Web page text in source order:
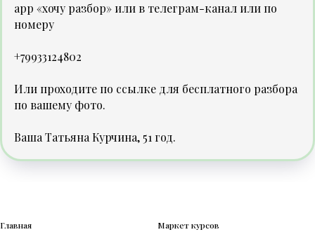
app «хочу разбор» или в телеграм-канал или по
номеру
+79933124802
Или проходите по ссылке для бесплатного разбора
по вашему фото.
Ваша Татьяна Курчина, 51 год.
Главная Маркет курсов